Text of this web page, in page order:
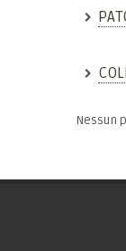
Nessun